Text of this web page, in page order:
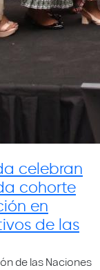
celebran
cohorte
en
de las
de las Naciones